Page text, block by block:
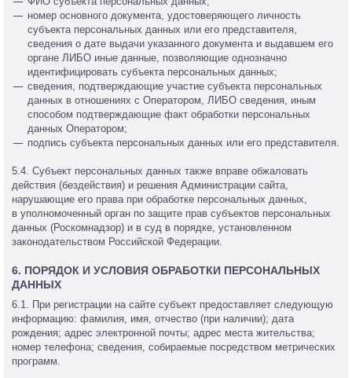
номер основного документа, удостоверяющего личность
субъекта персональных данных или его представителя,
сведения о дате выдачи указанного документа и выдавшем его
органе ЛИБО иные данные, позволяющие однозначно
идентифицировать субъекта персональных данных;
сведения, подтверждающие участие субъекта персональных
данных в отношениях с Оператором, ЛИБО сведения, иным
способом подтверждающие факт обработки персональных
данных Оператором;
подпись субъекта персональных данных или его представителя.
5.4. Субъект персональных данных также вправе обжаловать
действия (бездействия) и решения Администрации сайта,
нарушающие его права при обработке персональных данных,
в уполномоченный орган по защите прав субъектов персональных
данных (Роскомнадзор) и в суд в порядке, установленном
законодательством Российской Федерации.
6. ПОРЯДОК И УСЛОВИЯ ОБРАБОТКИ ПЕРСОНАЛЬНЫХ
ДАННЫХ
6.1. При регистрации на сайте субъект предоставляет следующую
информацию: фамилия, имя, отчество (при наличии); дата
рождения; адрес электронной почты; адрес места жительства;
номер телефона; сведения, собираемые посредством метрических
программ.